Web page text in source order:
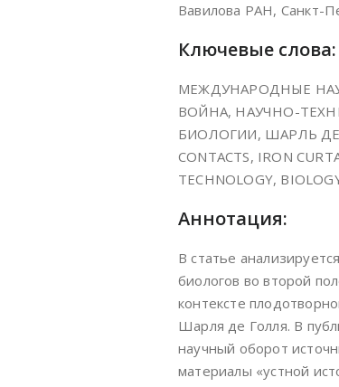
Вавилова РАН, Санкт-
Ключевые слова:
МЕЖДУНАРОДНЫЕ
ВОЙНА, НАУЧНО-
БИОЛОГИИ, ШАРЛЬ ДЕ
CONTACTS, IRON
TECHNOLOGY,
Аннотация:
В статье
биологов во второй
контексте
Шарля де Голля. В
научный оборот
материалы «устной